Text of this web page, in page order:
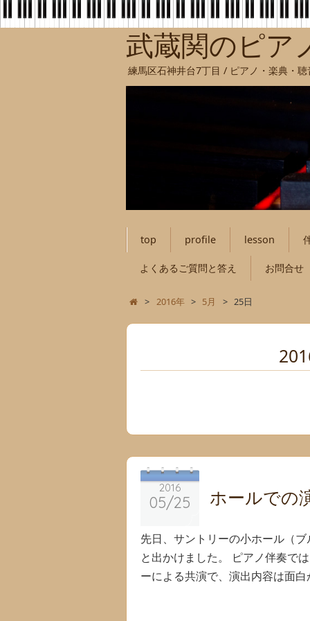
武蔵関のピア
練馬区石神井台7丁目 / ピアノ・楽典・
top profile lesson
よくあるご質問と答え お問合せ
> 2016年 > 5月 > 25日
2016
05/25
2016
05/25 ホールでの
先日、サントリーの小ホール（
と出かけました。 ピアノ伴奏で
ーによる共演で、演出内容は面